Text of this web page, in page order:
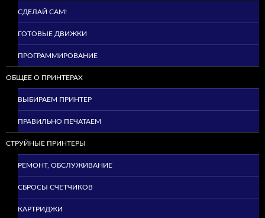
СДЕЛАЙ САМ!
ГОТОВЫЕ ДВИЖКИ
ПРОГРАММИРОВАНИЕ
ОБЩЕЕ О ПРИНТЕРАХ
ВЫБИРАЕМ ПРИНТЕР
ПРАВИЛЬНО ПЕЧАТАЕМ
СТРУЙНЫЕ ПРИНТЕРЫ
РЕМОНТ, ОБСЛУЖИВАНИЕ
СБРОСЫ СЧЕТЧИКОВ
КАРТРИДЖИ